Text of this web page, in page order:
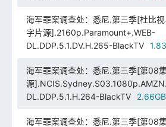
海军罪案调查处：悉尼.第三季[杜比
字片源].2160p.Paramount+.WEB-
DL.DDP.5.1.DV.H.265-BlackTV
海军罪案调查处：悉尼.第三季[第08
源
DL.DDP.5.1.H.264-BlackTV
2.66GB
海军罪案调查处：悉尼.第三季[第08